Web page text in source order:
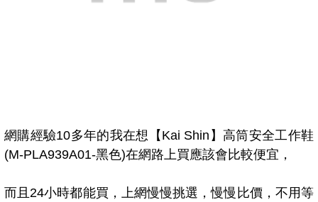
網購經驗10多年的我在想【Kai Shin】高筒安全工作鞋
(M-PLA939A01-黑色)在網路上買應該會比較便宜，
而且24小時都能買，上網慢慢挑選，慢慢比價，不用等